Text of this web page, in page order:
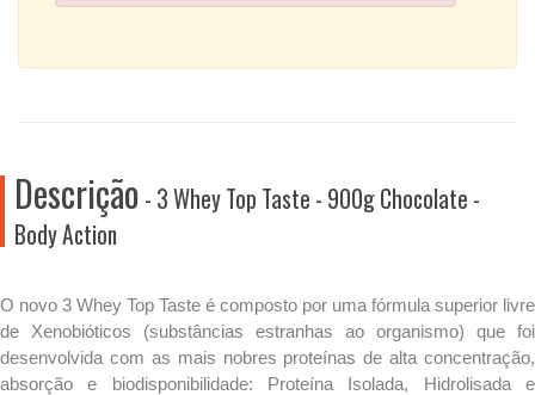
Descrição - 3 Whey Top Taste - 900g Chocolate -
Body Action
O novo 3 Whey Top Taste é composto por uma fórmula superior livre
de Xenobióticos (substâncias estranhas ao organismo) que foi
desenvolvida com as mais nobres proteínas de alta concentração,
absorção e biodisponibilidade: Proteína Isolada, Hidrolisada e